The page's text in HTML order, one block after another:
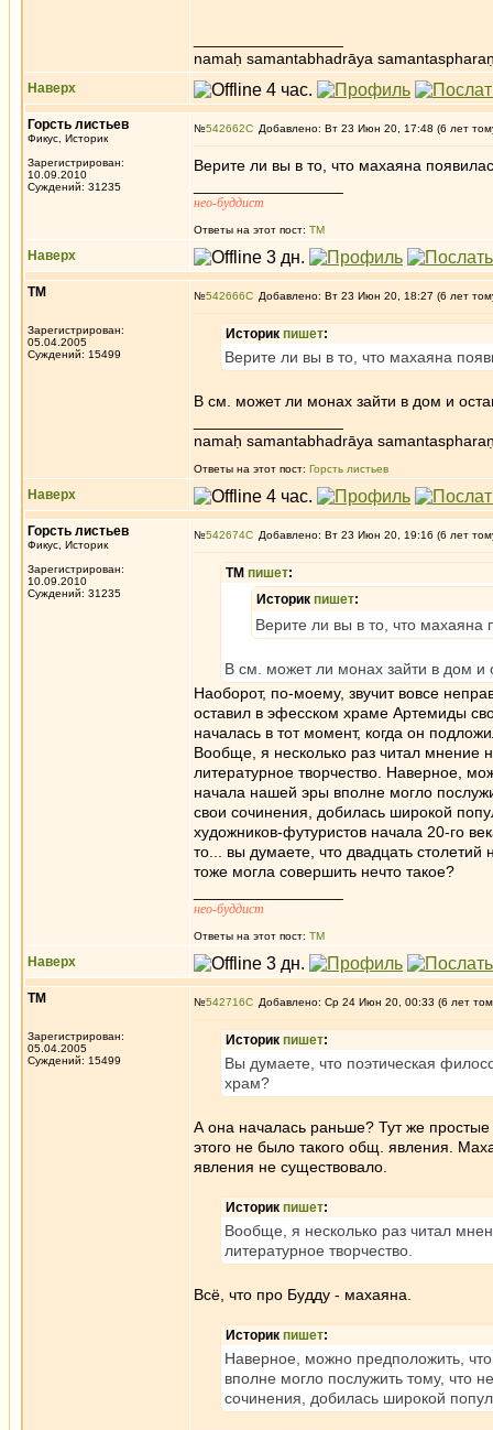
namaḥ samantabhadrāya
Наверх
Горсть листьев
Фикус, Историк
Зарегистрирован:
10.09.2010
Суждений: 31235
№542662 Добавлено: Вт 23 Июн 20, 17:48 (6 лет
Верите ли вы в то, что махаяна
нео-буддист
Ответы на этот пост: ТМ
Наверх
ТМ
Зарегистрирован:
05.04.2005
Суждений: 15499
№542666 Добавлено: Вт 23 Июн 20, 18:27 (6 лет
Историк пишет:
Верите ли вы в то, что махаяна
В см. может ли монах зайти в дом и
namaḥ samantabhadrāya
Ответы на этот пост: Горсть листьев
Наверх
Горсть листьев
Фикус, Историк
Зарегистрирован:
10.09.2010
Суждений: 31235
№542674 Добавлено: Вт 23 Июн 20, 19:16 (6 лет
ТМ пишет:
Историк пишет:
Верите ли вы в то, что махаяна
В см. может ли монах зайти в дом и
Наоборот, по-моему, звучит вовсе
оставил в эфесском храме Артемиды
началась в тот момент, когда он
Вообще, я несколько раз читал мнение
литературное творчество. Наверное,
начала нашей эры вполне могло
свои сочинения, добилась широкой
художников-футуристов начала 20-го
то... вы думаете, что двадцать
тоже могла совершить нечто такое?
нео-буддист
Ответы на этот пост: ТМ
Наверх
ТМ
Зарегистрирован:
05.04.2005
Суждений: 15499
№542716 Добавлено: Ср 24 Июн 20, 00:33 (6 лет
Историк пишет:
Вы думаете, что поэтическая
храм?
А она началась раньше? Тут же простые
этого не было такого общ. явления.
явления не существовало.
Историк пишет:
Вообще, я несколько раз читал
литературное творчество.
Всё, что про Будду - махаяна.
Историк пишет:
Наверное, можно предположить,
вполне могло послужить тому, что
сочинения, добилась широкой